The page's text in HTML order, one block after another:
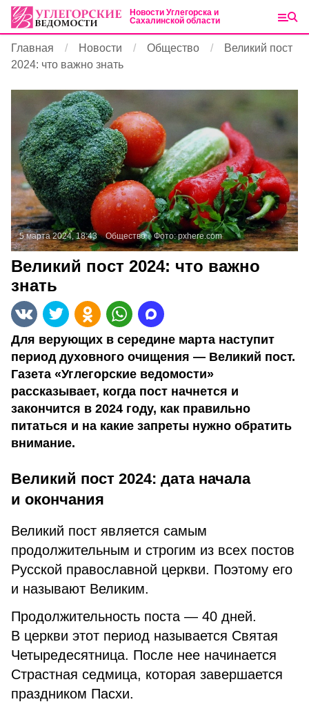
Новости Углегорска и
Сахалинской области
Главная Новости Общество
Великий пост
2024: что важно знать
5 марта 2024, 18:43 Общество Фото:pxhere.com
Великий пост 2024: что важно
знать
Для верующих в середине марта наступит
период духовного очищения — Великий пост.
Газета «Углегорские ведомости»
рассказывает, когда пост начнется и
закончится в 2024 году, как правильно
питаться и на какие запреты нужно обратить
внимание.
Великий пост 2024: дата начала
и окончания
Великий пост является самым
продолжительным и строгим из всех постов
Русской православной церкви. Поэтому его
и называют Великим.
Продолжительность поста — 40 дней.
В церкви этот период называется Святая
Четыредесятница. После нее начинается
Страстная седмица, которая завершается
праздником Пасхи.